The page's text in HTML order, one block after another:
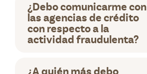
¿Debo comunicarme con
las agencias de crédito
con respecto a la
actividad fraudulenta?